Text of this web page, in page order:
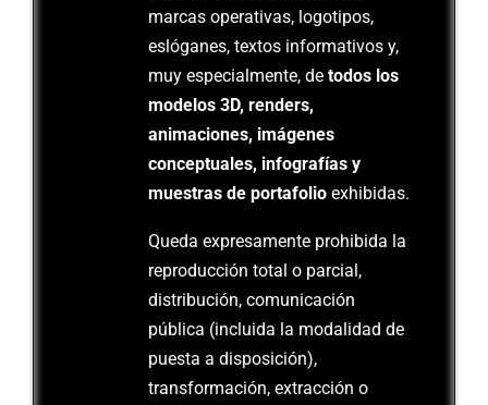
marcas operativas, logotipos,
eslóganes, textos informativos y,
muy especialmente, detodos los
modelos 3D, renders,
animaciones, imágenes
conceptuales, infografías y
muestras de portafolio exhibidas.
Queda expresamente prohibida la
reproducción total o parcial,
distribución, comunicación
pública (incluida la modalidad de
puesta a disposición),
transformación, extracción o